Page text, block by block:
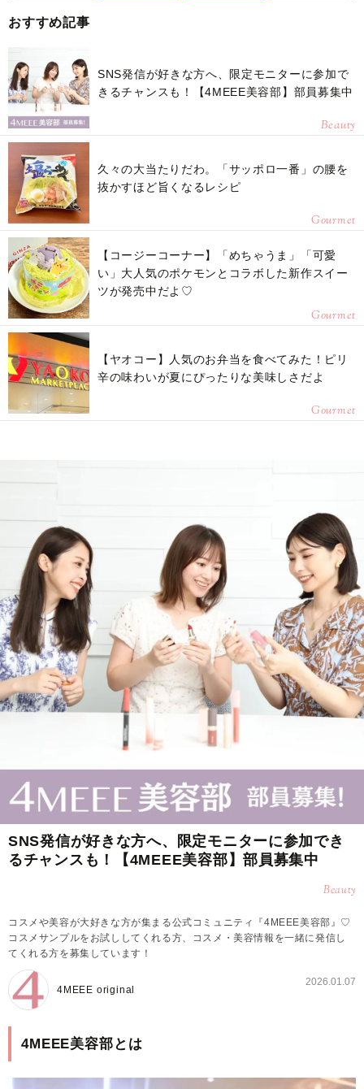
おすすめ記事
SNS発信が好きな方へ、限定モニターに参加で
きるチャンスも！【4MEEE美容部】部員募集中
Beauty
久々の大当たりだわ。「サッポロ一番」の腰を
抜かすほど旨くなるレシピ
Gourmet
【コージーコーナー】「めちゃうま」「可愛
い」大人気のポケモンとコラボした新作スイー
ツが発売中だよ♡
Gourmet
【ヤオコー】人気のお弁当を食べてみた！ピリ
辛の味わいが夏にぴったりな美味しさだよ
Gourmet
SNS発信が好きな方へ、限定モニターに参加でき
るチャンスも！【4MEEE美容部】部員募集中
Beauty
コスメや美容が大好きな方が集まる公式コミュニティ『4MEEE美容部』♡
コスメサンプルをお試ししてくれる方、コスメ・美容情報を一緒に発信し
てくれる方を募集しています！
4MEEE original
2026.01.07
4MEEE美容部とは